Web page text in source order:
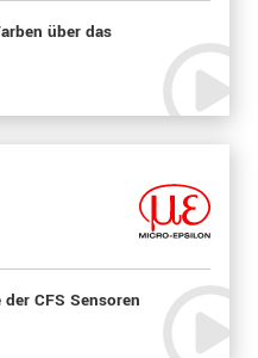
über das
CFS Sensoren